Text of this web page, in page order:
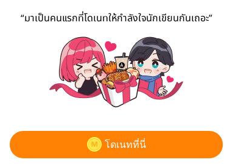
“มาเป็นคนแรกที่โดเนทให้กำลังใจนักเขียนกันเถอะ”
โดเนทที่นี่